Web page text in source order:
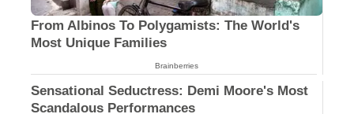
From Albinos To Polygamists: The World's
Most Unique Families
Brainberries
Sensational Seductress: Demi Moore's Most
Scandalous Performances